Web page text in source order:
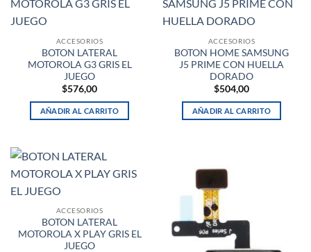
ACCESORIOS
BOTON LATERAL
MOTOROLA G3 GRIS EL
JUEGO
$576,00
AÑADIR AL CARRITO
ACCESORIOS
BOTON HOME SAMSUNG
J5 PRIME CON HUELLA
DORADO
$504,00
AÑADIR AL CARRITO
ACCESORIOS
BOTON LATERAL
MOTOROLA X PLAY GRIS EL
JUEGO